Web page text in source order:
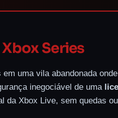
Xbox Series
uma vila abandonada
inegociável de uma
da Xbox Live, sem quedas